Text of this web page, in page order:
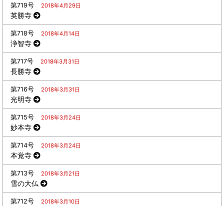
第719号 2018年4月29日
英勝寺
第718号 2018年4月14日
浄智寺
第717号 2018年3月31日
長勝寺
第716号 2018年3月31日
光明寺
第715号 2018年3月24日
妙本寺
第714号 2018年3月24日
本覚寺
第713号 2018年3月21日
雪の大仏
第712号 2018年3月10日